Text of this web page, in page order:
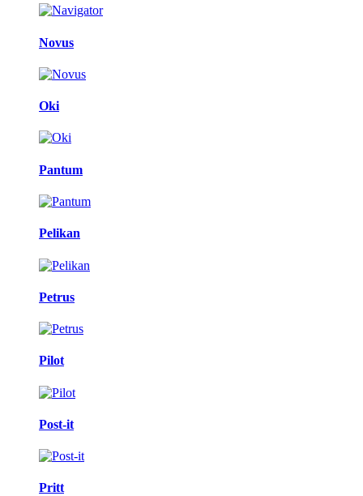
Novus
Oki
Pantum
Pelikan
Petrus
Pilot
Post-it
Pritt